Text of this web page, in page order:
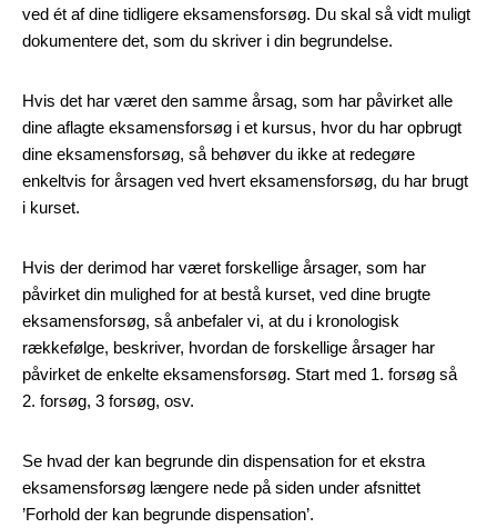
ved ét af dine tidligere eksamensforsøg. Du skal så vidt muligt
dokumentere det, som du skriver i din begrundelse.
Hvis det har været den samme årsag, som har påvirket alle
dine aflagte eksamensforsøg i et kursus, hvor du har opbrugt
dine eksamensforsøg, så behøver du ikke at redegøre
enkeltvis for årsagen ved hvert eksamensforsøg, du har brugt
i kurset.
Hvis der derimod har været forskellige årsager, som har
påvirket din mulighed for at bestå kurset, ved dine brugte
eksamensforsøg, så anbefaler vi, at du i kronologisk
rækkefølge, beskriver, hvordan de forskellige årsager har
påvirket de enkelte eksamensforsøg. Start med 1. forsøg så
2. forsøg, 3 forsøg, osv.
Se hvad der kan begrunde din dispensation for et ekstra
eksamensforsøg længere nede på siden under afsnittet
’Forhold der kan begrunde dispensation’.